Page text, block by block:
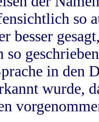
so
besser
so
in
wurde,